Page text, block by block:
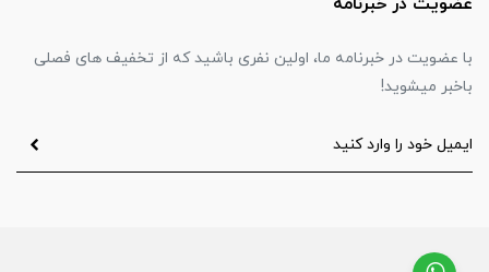
با عضویت در خبرنامه ما، اولین نفری باشید که از تخفیف های فصلی
باخبر میشوید!